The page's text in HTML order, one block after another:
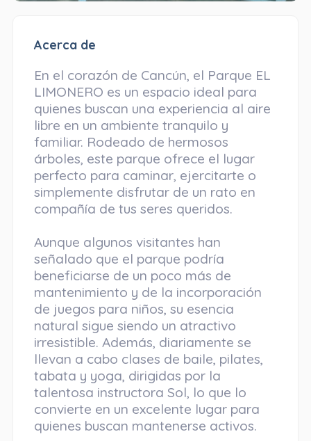
Acerca de
En el corazón de Cancún, el Parque EL
LIMONERO es un espacio ideal para
quienes buscan una experiencia al aire
libre en un ambiente tranquilo y
familiar. Rodeado de hermosos
árboles, este parque ofrece el lugar
perfecto para caminar, ejercitarte o
simplemente disfrutar de un rato en
compañía de tus seres queridos.
Aunque algunos visitantes han
señalado que el parque podría
beneficiarse de un poco más de
mantenimiento y de la incorporación
de juegos para niños, su esencia
natural sigue siendo un atractivo
irresistible. Además, diariamente se
llevan a cabo clases de baile, pilates,
tabata y yoga, dirigidas por la
talentosa instructora Sol, lo que lo
convierte en un excelente lugar para
quienes buscan mantenerse activos.